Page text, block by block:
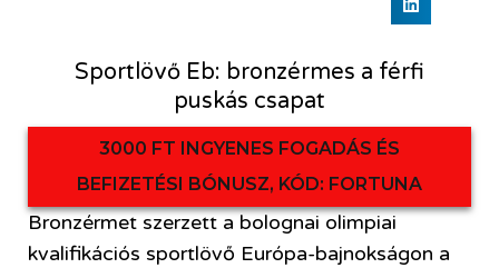
3000 FT INGYENES FOGADÁS ÉS
BEFIZETÉSI BÓNUSZ, KÓD: FORTUNA
Sportlövő Eb: bronzérmes a férfi
puskás csapat
Bronzérmet szerzett a bolognai olimpiai
kvalifikációs sportlövő Európa-bajnokságon a